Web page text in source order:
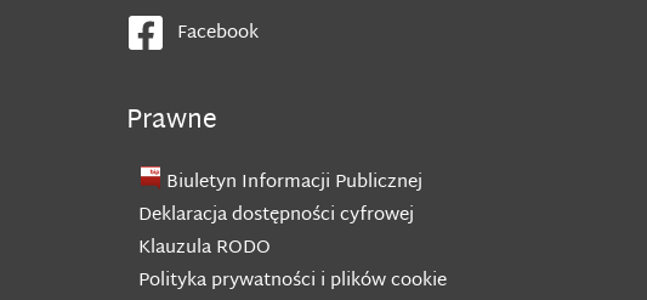
Facebook
Prawne
Biuletyn Informacji Publicznej
Deklaracja dostępności cyfrowej
Klauzula RODO
Polityka prywatności i plików cookie